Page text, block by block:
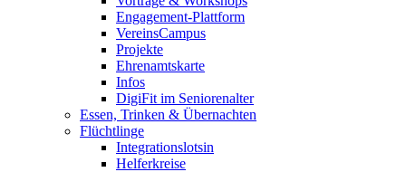
Engagement-Plattform
VereinsCampus
Projekte
Ehrenamtskarte
Infos
DigiFit im Seniorenalter
Essen, Trinken & Übernachten
Flüchtlinge
Integrationslotsin
Helferkreise